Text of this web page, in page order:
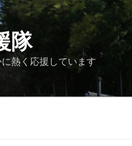
隊
熱く応援しています